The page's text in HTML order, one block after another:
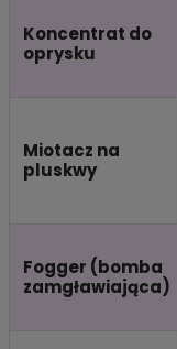
Koncentrat do
oprysku
Miotacz na
pluskwy
Fogger (bomba
zamgławiająca)